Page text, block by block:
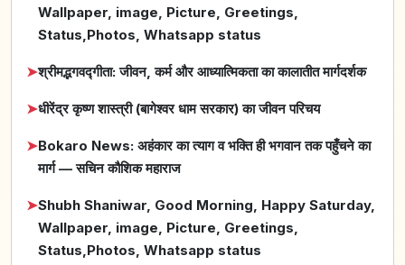
Wallpaper, image, Picture, Greetings,
Status,Photos, Whatsapp status
➤श्रीमद्भगवद्गीता: जीवन, कर्म और आध्यात्मिकता का कालातीत मार्गदर्शक
➤धीरेंद्र कृष्ण शास्त्री (बागेश्वर धाम सरकार) का जीवन परिचय
➤Bokaro News: अहंकार का त्याग व भक्ति ही भगवान तक पहुँचने का
मार्ग — सचिन कौशिक महाराज
➤Shubh Shaniwar, Good Morning, Happy Saturday,
Wallpaper, image, Picture, Greetings,
Status,Photos, Whatsapp status